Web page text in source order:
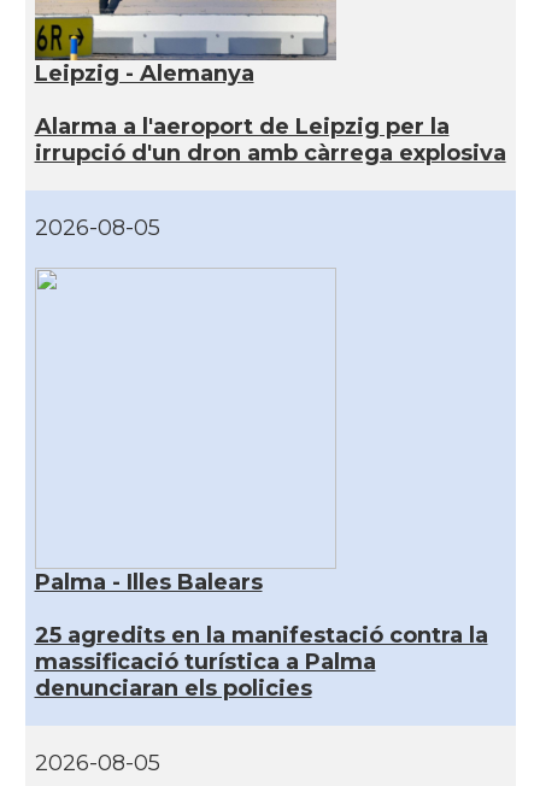
Leipzig - Alemanya
Alarma a l'aeroport de Leipzig per la
irrupció d'un dron amb càrrega explosiva
2026-08-05
Palma - Illes Balears
25 agredits en la manifestació contra la
massificació turística a Palma
denunciaran els policies
2026-08-05